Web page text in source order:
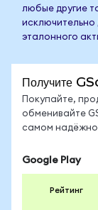
любые другие
исключительно
эталонного
Получите
Покупайте,
обменивайте
самом
Google Play
Рейтинг